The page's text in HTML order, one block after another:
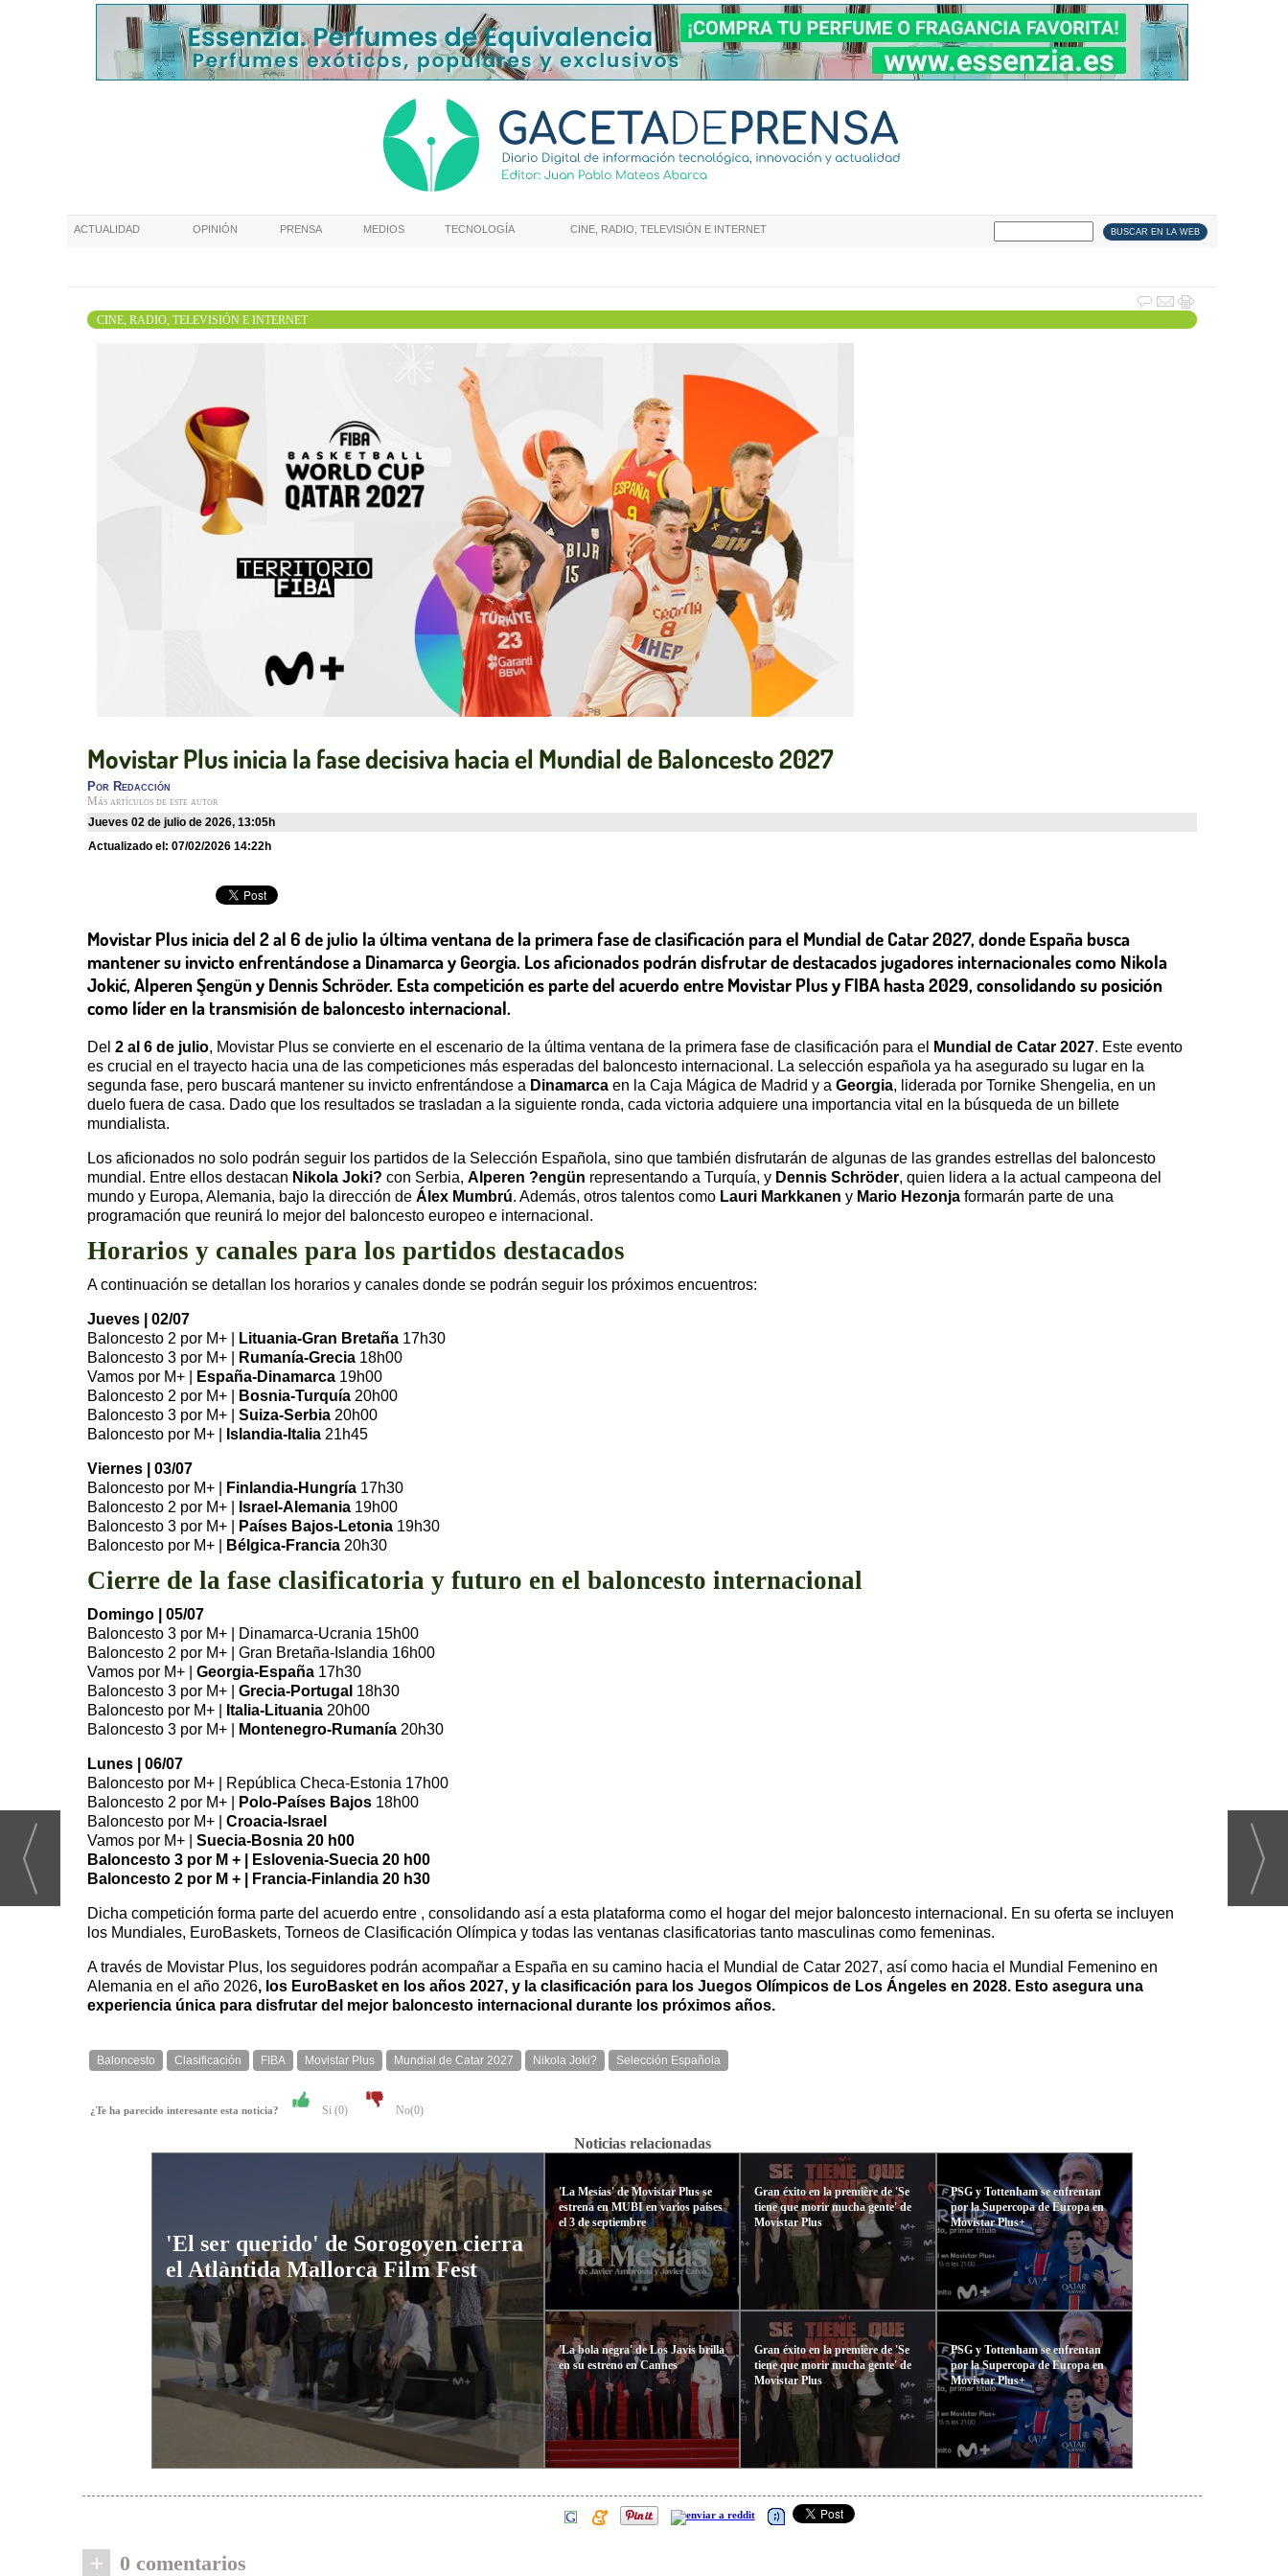
ACTUALIDAD OPINIÓN PRENSA MEDIOS TECNOLOGÍA CINE, RADIO, TELEVISIÓN E INTERNET
CINE, RADIO, TELEVISIÓN E INTERNET
Movistar Plus inicia la fase decisiva hacia el Mundial de Baloncesto 2027
Por Redacción
Más artículos de este autor
jueves 02 de julio de 2026, 13:05h
Actualizado el: 07/02/2026 14:22h
Movistar Plus inicia del 2 al 6 de julio la última ventana de la primera fase de clasificación para el Mundial de Catar 2027, donde España busca
mantener su invicto enfrentándose a Dinamarca y Georgia. Los aficionados podrán disfrutar de destacados jugadores internacionales como Nikola
Jokić, Alperen Şengün y Dennis Schröder. Esta competición es parte del acuerdo entre Movistar Plus y FIBA hasta 2029, consolidando su posición
como líder en la transmisión de baloncesto internacional.
Del 2 al 6 de julio, Movistar Plus se convierte en el escenario de la última ventana de la primera fase de clasificación para el Mundial de Catar 2027. Este evento
es crucial en el trayecto hacia una de las competiciones más esperadas del baloncesto internacional. La selección española ya ha asegurado su lugar en la
segunda fase, pero buscará mantener su invicto enfrentándose a Dinamarca en la Caja Mágica de Madrid y a Georgia, liderada por Tornike Shengelia, en un
duelo fuera de casa. Dado que los resultados se trasladan a la siguiente ronda, cada victoria adquiere una importancia vital en la búsqueda de un billete
mundialista.
Los aficionados no solo podrán seguir los partidos de la Selección Española, sino que también disfrutarán de algunas de las grandes estrellas del baloncesto
mundial. Entre ellos destacan Nikola Joki? con Serbia, Alperen ?engün representando a Turquía, y Dennis Schröder, quien lidera a la actual campeona del
mundo y Europa, Alemania, bajo la dirección de Álex Mumbrú. Además, otros talentos como Lauri Markkanen y Mario Hezonja formarán parte de una
programación que reunirá lo mejor del baloncesto europeo e internacional.
Horarios y canales para los partidos destacados
A continuación se detallan los horarios y canales donde se podrán seguir los próximos encuentros:
Jueves | 02/07
Baloncesto 2 por M+ |
Lituania-Gran Bretaña 17h30
Baloncesto 3 por M+ |
Rumanía-Grecia 18h00
Vamos por M+ |
España-Dinamarca 19h00
Baloncesto 2 por M+ |
Bosnia-Turquía 20h00
Baloncesto 3 por M+ | Suiza-Serbia 20h00
Baloncesto por M+ |
Islandia-Italia 21h45
Viernes | 03/07
Baloncesto por M+ |
Finlandia-Hungría 17h30
Baloncesto 2 por M+ |
Israel-Alemania 19h00
Baloncesto 3 por M+ |
Países Bajos-Letonia 19h30
Baloncesto por M+ |
Bélgica-Francia 20h30
Cierre de la fase clasificatoria y futuro en el baloncesto internacional
Domingo | 05/07
Baloncesto 3 por M+ | Dinamarca-Ucrania 15h00
Baloncesto 2 por M+ | Gran Bretaña-Islandia 16h00
Vamos por M+ | Georgia-España 17h30
Baloncesto 3 por M+ | Grecia-Portugal 18h30
Baloncesto por M+ |
Italia-Lituania 20h00
Baloncesto 3 por M+ |
Montenegro-Rumanía 20h30
Lunes | 06/07
Baloncesto por M+ | República Checa-Estonia 17h00
Baloncesto 2 por M+ |
Polo-Países Bajos 18h00
Baloncesto por M+ | Croacia-Israel
Vamos por M+ | Suecia-Bosnia 20 h00
Baloncesto 3 por M + | Eslovenia-Suecia 20 h00
Baloncesto 2 por M + | Francia-Finlandia 20 h30
Dicha competición forma parte del acuerdo entre , consolidando así a esta plataforma como el hogar del mejor baloncesto internacional. En su oferta se incluyen
los Mundiales, EuroBaskets, Torneos de Clasificación Olímpica y todas las ventanas clasificatorias tanto masculinas como femeninas.
A través de Movistar Plus, los seguidores podrán acompañar a España en su camino hacia el Mundial de Catar 2027, así como hacia el Mundial Femenino en
Alemania en el año 2026, los EuroBasket en los años 2027, y la clasificación para los Juegos Olímpicos de Los Ángeles en 2028. Esto asegura una
experiencia única para disfrutar del mejor baloncesto internacional durante los próximos años.
Baloncesto Clasificación FIBA Movistar Plus Mundial de Catar 2027 Nikola Joki? Selección Española
¿Te ha parecido interesante esta noticia? Si (0) No(0)
Noticias relacionadas
'El ser querido' de Sorogoyen cierra
el Atlàntida Mallorca Film Fest
'La Mesías' de Movistar Plus se
estrena en MUBI en varios países
el 3 de septiembre
'La bola negra' de Los Javis brilla
en su estreno en Cannes
Gran éxito en la première de 'Se
tiene que morir mucha gente' de
Movistar Plus
Gran éxito en la première de 'Se
tiene que morir mucha gente' de
Movistar Plus
PSG y Tottenham se enfrentan
por la Supercopa de Europa en
Movistar Plus+
PSG y Tottenham se enfrentan
por la Supercopa de Europa en
Movistar Plus+
+ 0 comentarios